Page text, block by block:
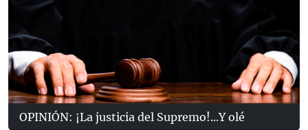
OPINIÓN: ¡La justicia del Supremo!...Y olé